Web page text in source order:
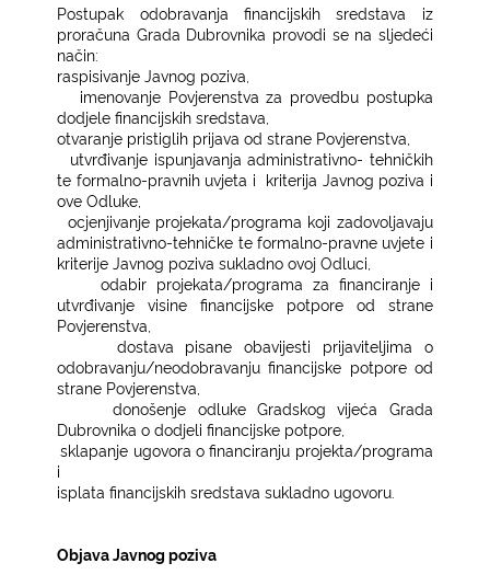
Postupak odobravanja financijskih sredstava iz
proračuna Grada Dubrovnika provodi se na sljedeći
način:
raspisivanje Javnog poziva,
imenovanje Povjerenstva za provedbu postupka
dodjele financijskih sredstava,
otvaranje pristiglih prijava od strane Povjerenstva,
utvrđivanje ispunjavanja administrativno- tehničkih
te formalno-pravnih uvjeta i kriterija Javnog poziva i
ove Odluke,
ocjenjivanje projekata/programa koji zadovoljavaju
administrativno-tehničke te formalno-pravne uvjete i
kriterije Javnog poziva sukladno ovoj Odluci,
odabir projekata/programa za financiranje i
utvrđivanje visine financijske potpore od strane
Povjerenstva,
dostava pisane obavijesti prijaviteljima o
odobravanju/neodobravanju financijske potpore od
strane Povjerenstva,
donošenje odluke Gradskog vijeća Grada
Dubrovnika o dodjeli financijske potpore,
sklapanje ugovora o financiranju projekta/programa
i
isplata financijskih sredstava sukladno ugovoru.
Objava Javnog poziva